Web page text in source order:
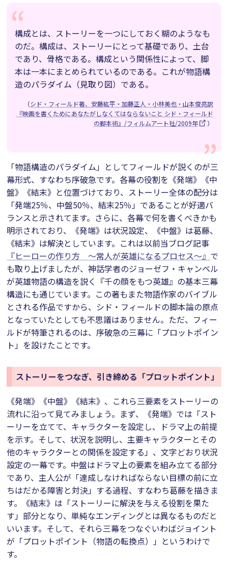
構成とは、ストーリーを一つにしておく糊のようなも
のだ。構成は、ストーリーにとって基礎であり、土台
であり、骨格である。構成という関係性によって、脚
本は一本にまとめられているのである。これが物語構
造のパラダイム（見取り図）である。
（シド・フィールド著、安藤紘平・加藤正人・小林美也・山本俊亮訳
『映画を書くためにあなたがしなくてはならないこと シド・フィールド
の脚本術』/フィルムアート社/2009年
）
「物語構造のパラダイム」としてフィールドが説くのが三
幕形式、すなわち序破急です。各幕の役割を《発端》《中
盤》《結末》と位置づけており、ストーリー全体の配分は
「発端25％、中盤50％、結末25％」であることが好適バ
ランスと示されてます。さらに、各幕で何を書くべきかも
明示されており、《発端》は状況設定、《中盤》は葛藤、
《結末》は解決としています。これは以前当ブログ記事
『ヒーローの作り方 ～常人が英雄になるプロセス～』 で
も取り上げましたが、神話学者のジョーゼフ・キャンベル
が英雄物語の構造を説く『千の顔をもつ英雄』の基本三幕
構造にも通じています。この著もまた物語作家のバイブル
とされる作品ですから、シド・フィールドの脚本論の原点
となっていたとしても不思議はありません。ただ、フィー
ルドが特筆されるのは、序破急の三幕に「プロットポイン
ト」を設けたことです。
ストーリーをつなぎ、引き締める「プロットポイント」
《発端》《中盤》《結末》、これら三要素をストーリーの
流れに沿って見てみましょう。まず、《発端》では「スト
ーリーを立てて、キャラクターを設定し、ドラマ上の前提
を示す。そして、状況を説明し、主要キャラクターとその
他のキャラクターとの関係を設定する」、文字どおり状況
設定の一幕です。中盤はドラマ上の要素を組み立てる部分
であり、主人公が「達成しなければならない目標の前に立
ちはだかる障害と対決」する過程、すなわち葛藤を描きま
す。《結末》は「ストーリーに解決を与える役割を果た
す」部分となり、単純なエンディングとは異なるものだと
いいます。そして、それら三幕をつなぐいわばジョイント
が「プロットポイント（物語の転換点）」というわけで
す。